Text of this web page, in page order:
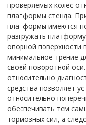
проверяемых колес
платформы стенда.
платформы имеются
разгружать
опорной поверхности
минимальное трение
своей поворотной
относительно
средства позволяет
относительно
обеспечивать тем
тормозных сил, а